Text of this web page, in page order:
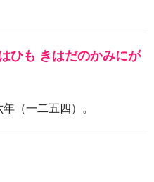
ひも きはだのかみにが
（一二五四）。